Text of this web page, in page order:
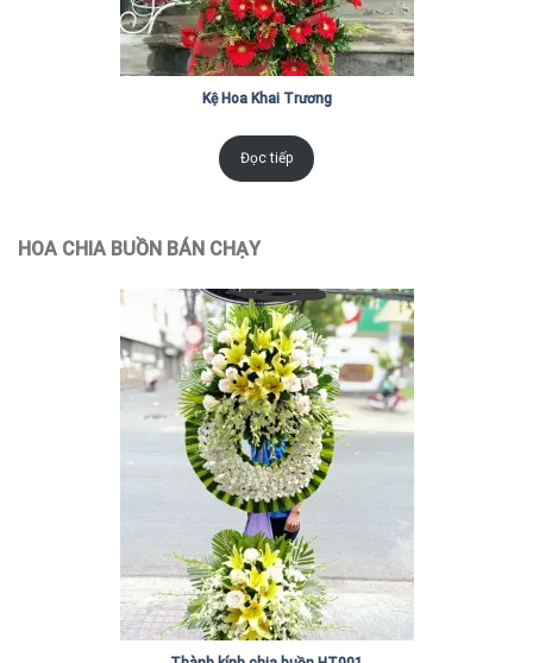
Kệ Hoa Khai Trương
Đọc tiếp
HOA CHIA BUỒN BÁN CHẠY